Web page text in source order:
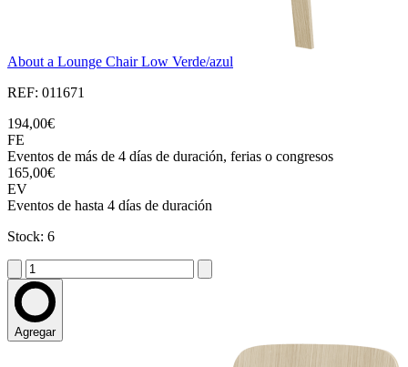
About a Lounge Chair Low Verde/azul
REF: 011671
194,00€
FE
Eventos de más de 4 días de duración, ferias o congresos
165,00€
EV
Eventos de hasta 4 días de duración
Stock: 6
Agregar